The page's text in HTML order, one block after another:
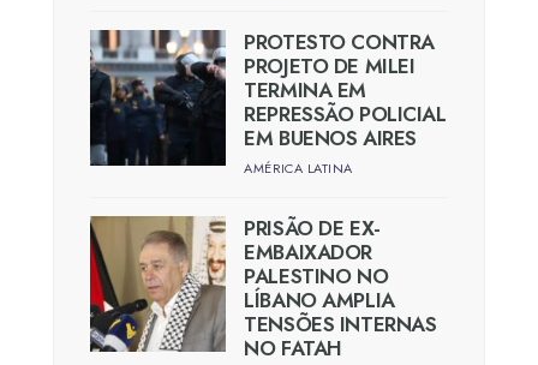
PROTESTO CONTRA
PROJETO DE MILEI
TERMINA EM
REPRESSÃO POLICIAL
EM BUENOS AIRES
AMÉRICA LATINA
PRISÃO DE EX-
EMBAIXADOR
PALESTINO NO
LÍBANO AMPLIA
TENSÕES INTERNAS
NO FATAH